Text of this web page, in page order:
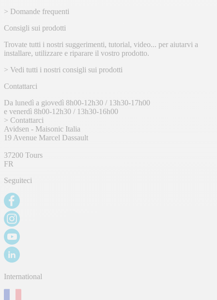
> Domande frequenti
Consigli sui prodotti
Trovate tutti i nostri suggerimenti, tutorial, video... per aiutarvi a
installare, utilizzare e riparare il vostro prodotto.
> Vedi tutti i nostri consigli sui prodotti
Contattarci
Da lunedì a giovedì 8h00-12h30 / 13h30-17h00
e venerdì 8h00-12h30 / 13h30-16h00
> Contattarci
Avidsen - Maisonic Italia
19 Avenue Marcel Dassault
37200 Tours
FR
Seguiteci
International